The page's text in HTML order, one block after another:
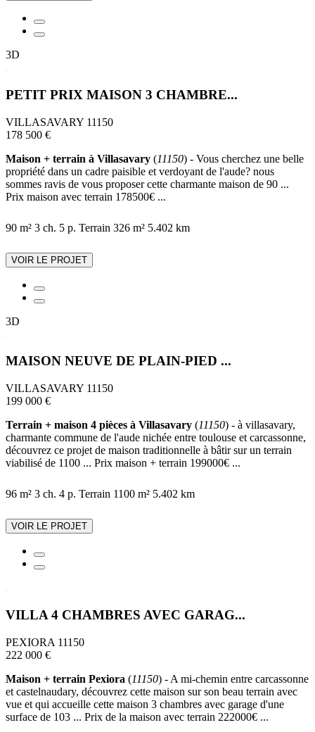
3D
PETIT PRIX MAISON 3 CHAMBRE...
VILLASAVARY 11150
178 500 €
Maison + terrain à Villasavary (11150) - Vous cherchez une belle
propriété dans un cadre paisible et verdoyant de l'aude? nous
sommes ravis de vous proposer cette charmante maison de 90 ...
Prix maison avec terrain 178500€ ...
90 m² 3 ch. 5 p. Terrain 326 m² 5.402 km
VOIR LE PROJET
3D
MAISON NEUVE DE PLAIN-PIED ...
VILLASAVARY 11150
199 000 €
Terrain + maison 4 pièces à Villasavary (11150) - à villasavary,
charmante commune de l'aude nichée entre toulouse et carcassonne,
découvrez ce projet de maison traditionnelle à bâtir sur un terrain
viabilisé de 1100 ... Prix maison + terrain 199000€ ...
96 m² 3 ch. 4 p. Terrain 1100 m² 5.402 km
VOIR LE PROJET
VILLA 4 CHAMBRES AVEC GARAG...
PEXIORA 11150
222 000 €
Maison + terrain Pexiora (11150) - A mi-chemin entre carcassonne
et castelnaudary, découvrez cette maison sur son beau terrain avec
vue et qui accueille cette maison 3 chambres avec garage d'une
surface de 103 ... Prix de la maison avec terrain 222000€ ...